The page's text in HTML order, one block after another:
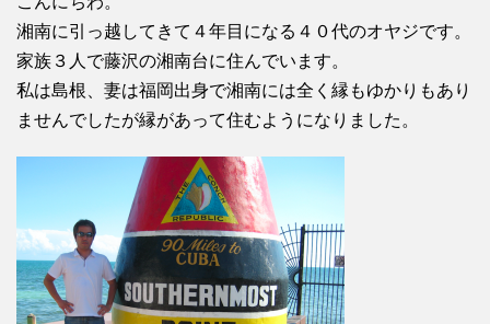
湘南に引っ越してきて４年目になる４０代のオヤジです。
家族３人で藤沢の湘南台に住んでいます。
私は島根、妻は福岡出身で湘南には全く縁もゆかりもあり
ませんでしたが縁があって住むようになりました。